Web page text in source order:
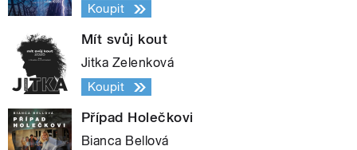
Koupit
Mít svůj kout
Jitka Zelenková
Koupit
Případ Holečkovi
Bianca Bellová